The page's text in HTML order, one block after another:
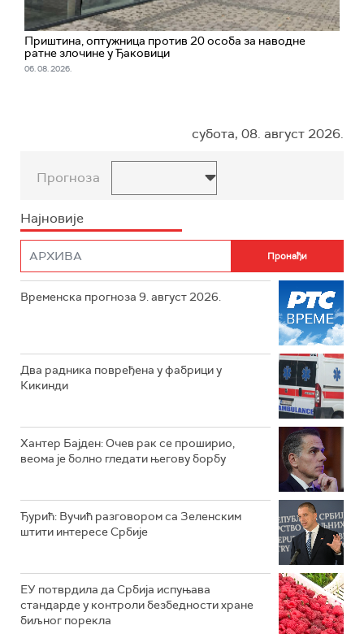
Приштина, оптужница против 20 особа за наводне
ратне злочине у Ђаковици
06. 08. 2026.
субота, 08. август 2026.
Прогноза
Најновије
Временска прогноза 9. август 2026.
Два радника повређена у фабрици у
Кикинди
Хантер Бајден: Очев рак се проширио,
веома је болно гледати његову борбу
Ђурић: Вучић разговором са Зеленским
штити интересе Србије
ЕУ потврдила да Србија испуњава
стандарде у контроли безбедности хране
биљног порекла